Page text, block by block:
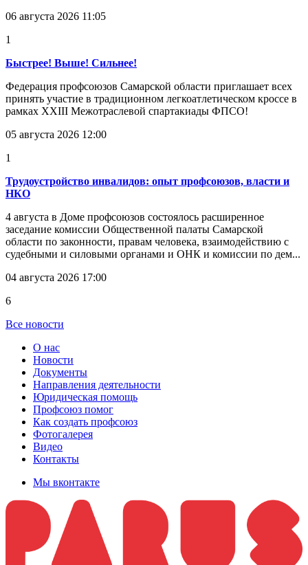
06 августа 2026 11:05
1
Быстрее! Выше! Сильнее!
Федерация профсоюзов Самарской области приглашает всех
принять участие в традиционном легкоатлетическом кроссе в
рамках XXIII Межотраслевой спартакиады ФПСО!
05 августа 2026 12:00
1
Трудоустройство инвалидов: опыт профсоюзов, власти и
НКО
4 августа в Доме профсоюзов состоялось расширенное
заседание комиссии Общественной палаты Самарской
области по законности, правам человека, взаимодействию с
судебными и силовыми органами и ОНК и комиссии по дем...
04 августа 2026 17:00
6
Все новости
О нас
Новости
Документы
Направления деятельности
Юридическая помощь
Профсоюз помог
Как создать профсоюз
Фотогалерея
Видео
Контакты
Мы вконтакте